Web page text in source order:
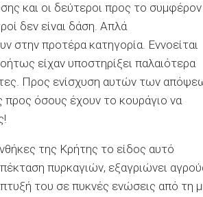
και οι δεύτεροι προς το συμφέρον
δεν είναι δάση. Απλά
στην προτέρα κατηγορία. Εννοείται
είχαν υποστηρίξει παλαιότερα
Προς ενίσχυση αυτών των
όσους έχουν το κουράγιο να
της Κρήτης το είδος αυτό
πυρκαγιών, εξαγριώνει
του σε πυκνές ενώσεις από τη